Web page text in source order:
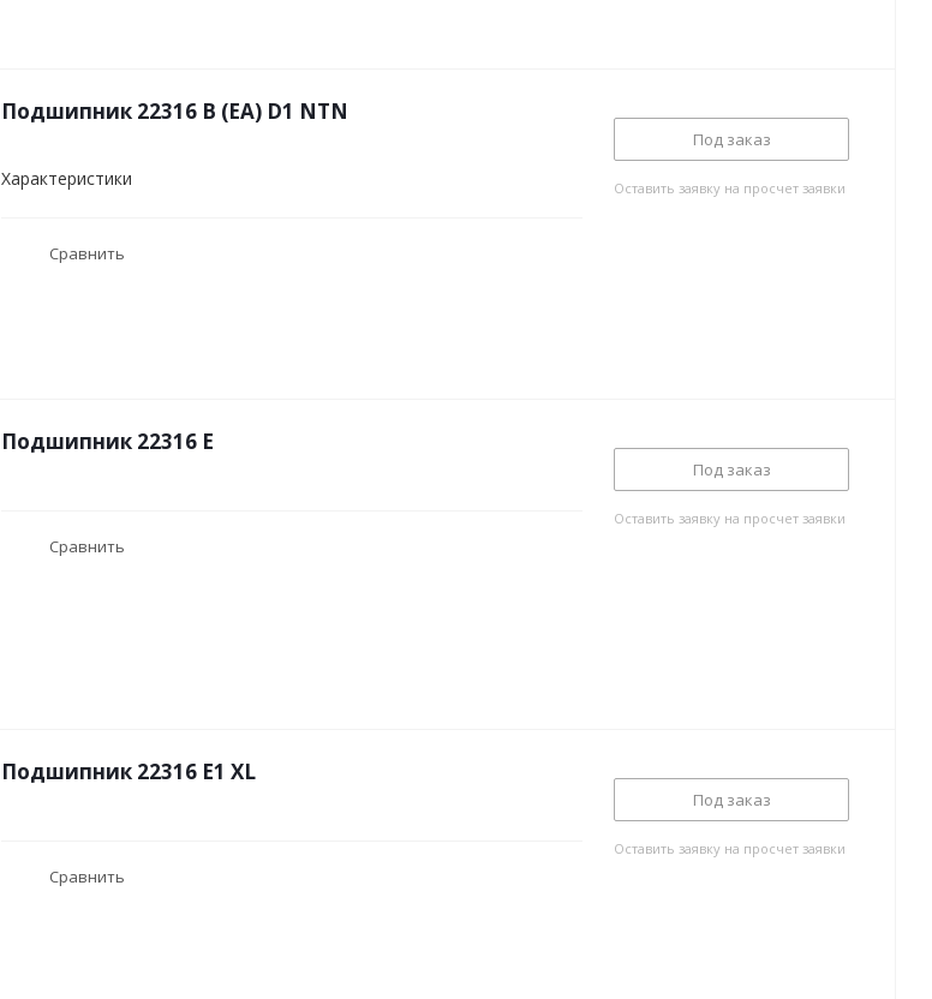
Подшипник 22316 B (EA) D1 NTN
Характеристики
Сравнить
Под заказ
Оставить заявку на просчет заявки
Подшипник 22316 E
Сравнить
Под заказ
Оставить заявку на просчет заявки
Подшипник 22316 E1 XL
Сравнить
Под заказ
Оставить заявку на просчет заявки